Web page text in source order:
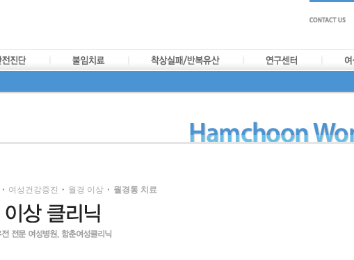
여성건강증진 월경 이상 월경통 치료